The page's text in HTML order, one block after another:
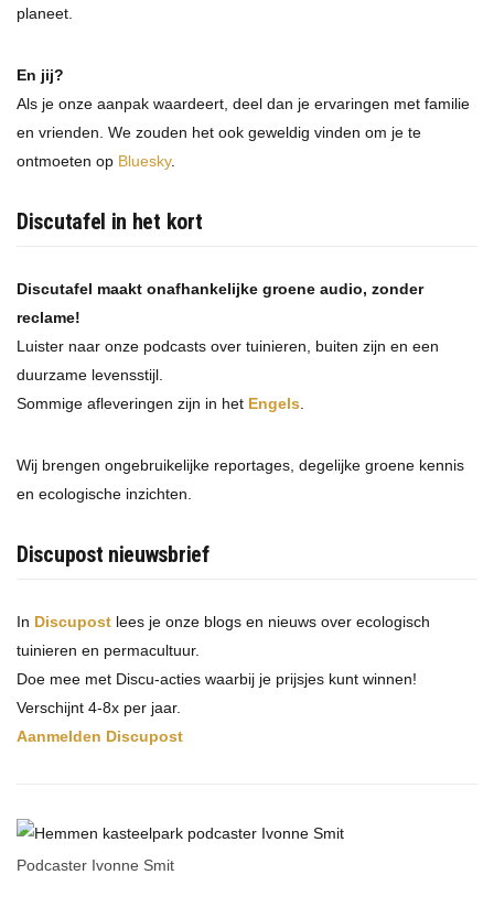
planeet.
En jij?
Als je onze aanpak waardeert, deel dan je ervaringen met familie
en vrienden. We zouden het ook geweldig vinden om je te
ontmoeten op Bluesky.
Discutafel in het kort
Discutafel maakt onafhankelijke groene audio, zonder
reclame!
Luister naar onze podcasts over tuinieren, buiten zijn en een
duurzame levensstijl.
Sommige afleveringen zijn in het Engels
Wij brengen ongebruikelijke reportages, degelijke groene kennis
en ecologische inzichten.
Discupost nieuwsbrief
In Discupost lees je onze blogs en nieuws over ecologisch
tuinieren en permacultuur.
Doe mee met Discu-acties waarbij je prijsjes kunt winnen!
Verschijnt 4-8x per jaar.
Aanmelden Discupost
Podcaster Ivonne Smit